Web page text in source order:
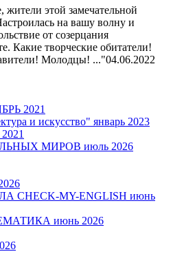
жители этой замечательной
на вашу волну и
от созерцания
Какие творческие обитатели!
Молодцы! ..."04.06.2022